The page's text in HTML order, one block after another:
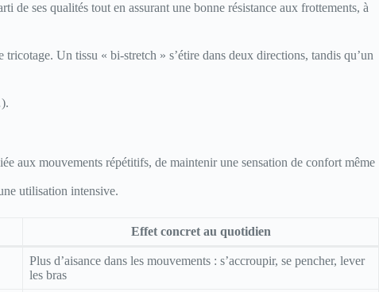
de ses qualités tout en assurant une bonne résistance aux frottements, à
Un tissu « bi-stretch » s’étire dans deux directions, tandis qu’un
aux mouvements répétitifs, de maintenir une sensation de confort même
utilisation intensive.
Effet concret au quotidien
Plus d’aisance dans les mouvements : s’accroupir, se pencher, lever
les bras